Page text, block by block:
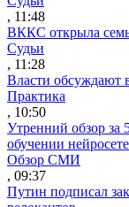
, 11:48
ВККС открыла
Судьи
, 11:28
Власти обсуждают
Практика
, 10:50
Утренний обзор за
обучении
Обзор СМИ
, 09:37
Путин подписал